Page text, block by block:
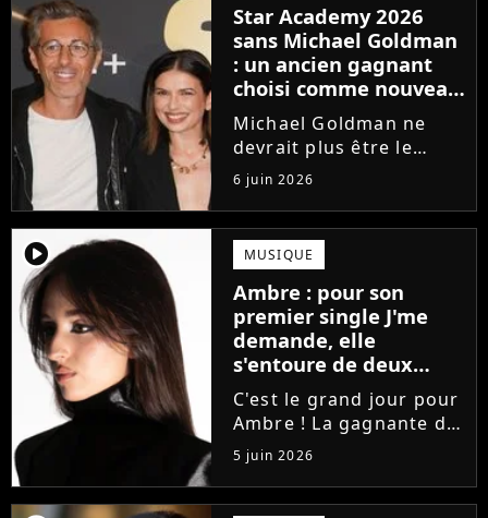
Star Academy 2026
sans Michael Goldman
: un ancien gagnant
choisi comme nouveau
directeur ?
Michael Goldman ne
devrait plus être le
directeur de la Star
Academy lors de la
saison 2026. Et pour lui
succéder, c'est un
ancien gagnant de
l'émission de TF1 qui
sera aujourd'hui...
6 juin 2026
player2 MUSIQUE
Ambre : pour son
premier single J'me
demande, elle
s'entoure de deux
proches de Slimane
C'est le grand jour pour
Ambre ! La gagnante de
la Star Academy fait ses
premiers pas dans
l'industrie en publiant
5 juin 2026